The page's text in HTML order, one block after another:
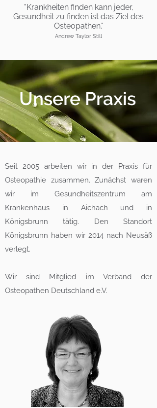
"Krankheiten finden kann jeder,
Gesundheit zu finden ist das Ziel des
Osteopathen."
Andrew Taylor Still
Unsere Praxis
Seit 2005 arbeiten wir in der Praxis für
Osteopathie zusammen.Zunächst waren
wir im Gesundheitszentrum am
Krankenhaus in Aichach und in
Königsbrunn tätig. Den Standort
Königsbrunn haben wir 2014 nach Neusäß
verlegt.
Wir sind Mitglied im Verband der
Osteopathen Deutschland e.V.